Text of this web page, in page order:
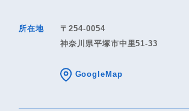
所在地
〒254-0054
神奈川県平塚市中里51-33
GoogleMap